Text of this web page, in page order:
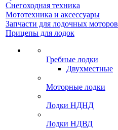
Снегоходная техника
Мототехника и аксессуары
Запчасти для лодочных моторов
Прицепы для лодок
Гребные лодки
Двухместные
Моторные лодки
Лодки НДНД
Лодки НДВД